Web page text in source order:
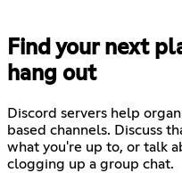
Find your next
hang out
Discord servers help
based channels. Discuss
what you're up to, or talk
clogging up a group chat.